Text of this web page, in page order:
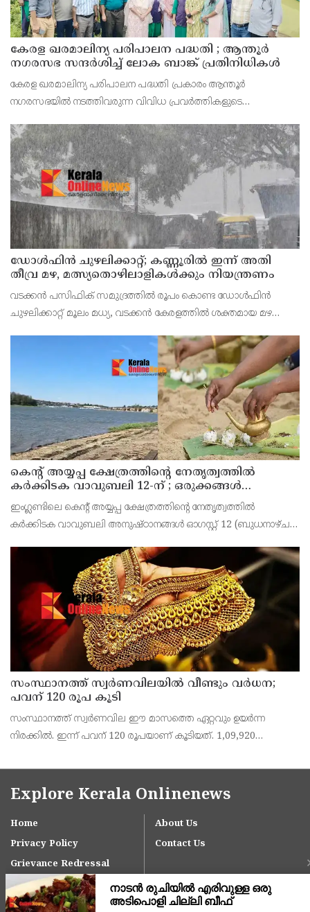
കേരള ഖരമാലിന്യ പരിപാലന പദ്ധതി ; ആന്തൂർ
നഗരസഭ സന്ദർശിച്ച് ലോക ബാങ്ക് പ്രതിനിധികൾ
കേരള ഖരമാലിന്യ പരിപാലന പദ്ധതി പ്രകാരം ആന്തൂർ
നഗരസഭയിൽ നടത്തിവരുന്ന വിവിധ പ്രവർത്തികളുടെ
സംസ്കരണ കേന്ദ്രം, ജൈവ മാലിന്യ സംസ്കരണ കേന്ദ്രം
എന്നിവയുടെ നവീ
ഡോള്‍ഫിന്‍ ചുഴലിക്കാറ്റ്; കണ്ണൂരിൽ ഇന്ന് അതി
തീവ്ര മഴ, മത്സ്യതൊഴിലാളികൾക്കും നിയന്ത്രണം
വടക്കന്‍ പസിഫിക് സമുദ്രത്തില്‍ രൂപം കൊണ്ട ഡോള്‍ഫിന്‍
ചുഴലിക്കാറ്റ് മൂലം മധ്യ, വടക്കന്‍ കേരളത്തില്‍ ശക്തമായ മഴ
ജാഗ്രതപാലിക്കണമെന്ന് അധികൃതർ നിർദ്ദേശം നൽകി.സംസ
കെന്റ് അയ്യപ്പ ക്ഷേത്രത്തിന്റെ നേതൃത്വത്തിൽ
കർക്കിടക വാവുബലി 12-ന് ; ഒരുക്കങ്ങൾ
പൂർത്തിയായി
ഇംഗ്ലണ്ടിലെ കെന്റ് അയ്യപ്പ ക്ഷേത്രത്തിന്റെ നേതൃത്വത്തിൽ
കർക്കിടക വാവുബലി അനുഷ്ഠാനങ്ങൾ ഓഗസ്റ്റ് 12 (ബുധനാഴ്ച)
ഉച്ചയ്ക്ക് 3.00 വരെ ഭക്തിനിർഭരമായ അ
സംസ്ഥാനത്ത് സ്വര്‍ണവിലയില്‍ വീണ്ടും വര്‍ധന;
പവന് 120 രൂപ കൂടി
സംസ്ഥാനത്ത് സ്വര്‍ണവില ഈ മാസത്തെ ഏറ്റവും ഉയര്‍ന്ന
നിരക്കില്‍. ഇന്ന് പവന് 120 രൂപയാണ് കൂടിയത്. 1,09,920
ആനുപാതികമായി 15 രൂപയാണ് കൂടിയത്. 13,740 രൂപയാണ്
Explore Kerala Onlinenews
Home
About Us
Privacy Policy
Contact Us
Grievance Redressal